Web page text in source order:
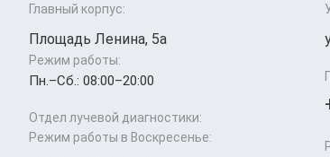
Главный корпус:
Площадь Ленина, 5а
Режим работы:
Пн.–Cб.: 08:00–20:00
Отдел лучевой диагностики:
Режим работы в Воскресенье: